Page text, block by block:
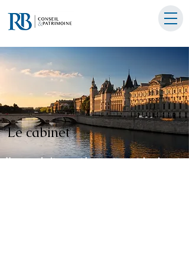
Le cabinet
Vous souhaitez protéger votre patrimoine et